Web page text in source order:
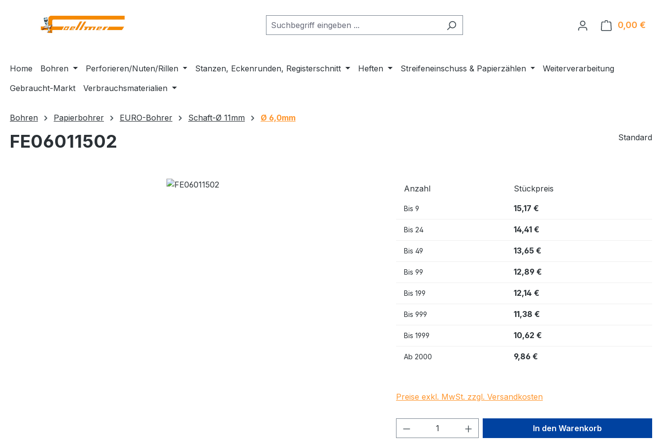
0,00 €
Home Bohren Perforieren/Nuten/Rillen Stanzen, Eckenrunden, Registerschnitt Heften Streifeneinschuss & Papierzählen
Weiterverarbeitung
Gebraucht-Markt
Verbrauchsmaterialien
Bohren Papierbohrer EURO-Bohrer Schaft-Ø 11mm Ø 6,0mm
FE06011502 Standard
Anzahl Stückpreis
Bis 9 15,17 €
Bis 24 14,41 €
Bis 49 13,65 €
Bis 99 12,89 €
Bis 199 12,14 €
Bis 999 11,38 €
Bis 1999 10,62 €
Ab 2000 9,86 €
Preise exkl. MwSt. zzgl. Versandkosten
Produkt Anzahl: Gib den gewünschten Wert
In den Warenkorb